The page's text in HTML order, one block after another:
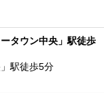
タウン中央」駅徒歩
駅徒歩5分